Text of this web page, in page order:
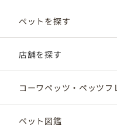
ペットを探す
店舗を探す
コーワペッツ・ペッツフ
ペット図鑑